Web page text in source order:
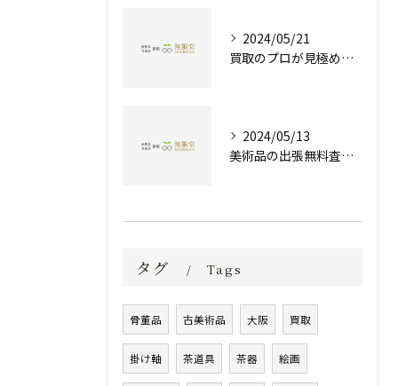
2024/05/21
買取のプロが見極める！骨董品の価値と査定とは？
2024/05/13
美術品の出張無料査定 | 一万点以上の実績で信頼の骨董品買取専門店
タグ Tags
骨董品 古美術品 大阪 買取
掛け軸 茶道具 茶器 絵画